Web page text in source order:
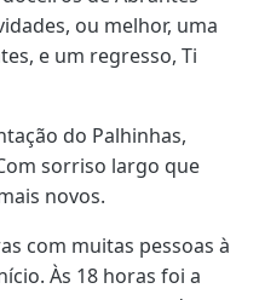
ou melhor, uma
e um regresso, Ti
do Palhinhas,
sorriso largo que
novos.
com muitas pessoas à
Às 18 horas foi a